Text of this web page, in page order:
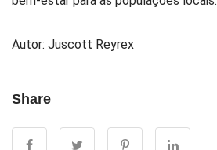
Autor: Juscott Reyrex
Share